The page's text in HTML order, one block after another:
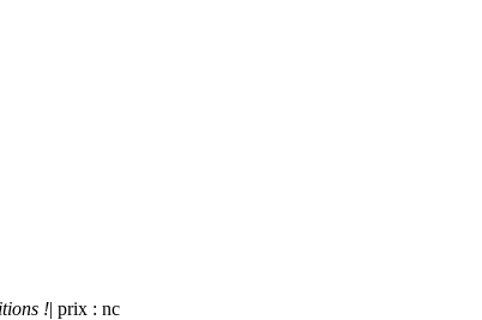
!| prix : nc